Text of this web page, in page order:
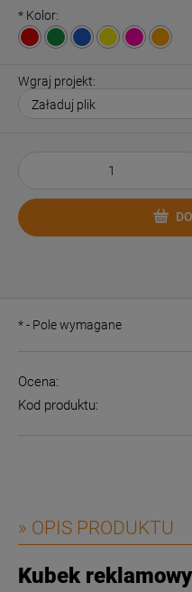
* Kolor:
Wgraj projekt:
*- Pole wymagane
Ocena:
Kod produktu:
» OPIS PRODUKTU
Kubek